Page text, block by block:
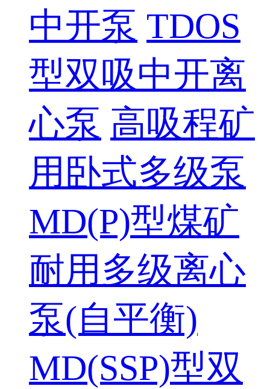
中开泵 TDOS
型双吸中开离
心泵 高吸程矿
用卧式多级泵
MD(P)型煤矿
耐用多级离心
泵(自平衡)
MD(SSP)型双